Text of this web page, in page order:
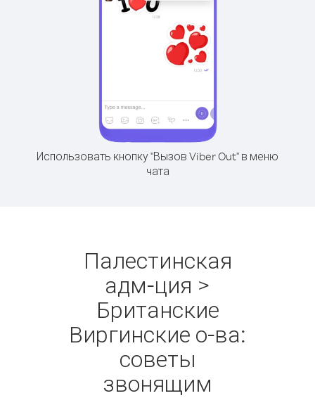
Использовать кнопку "Вызов Viber Out" в меню
чата
Палестинская
адм-ция >
Британские
Виргинские о-ва:
советы
звонящим